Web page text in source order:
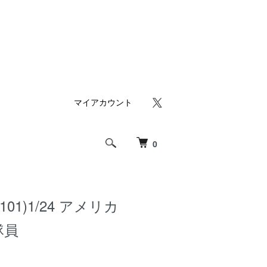
0
マイアカウント
24 アメリカ